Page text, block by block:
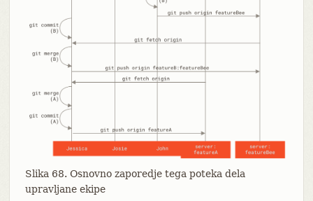
Slika 68. Osnovno zaporedje tega poteka dela
upravljane ekipe